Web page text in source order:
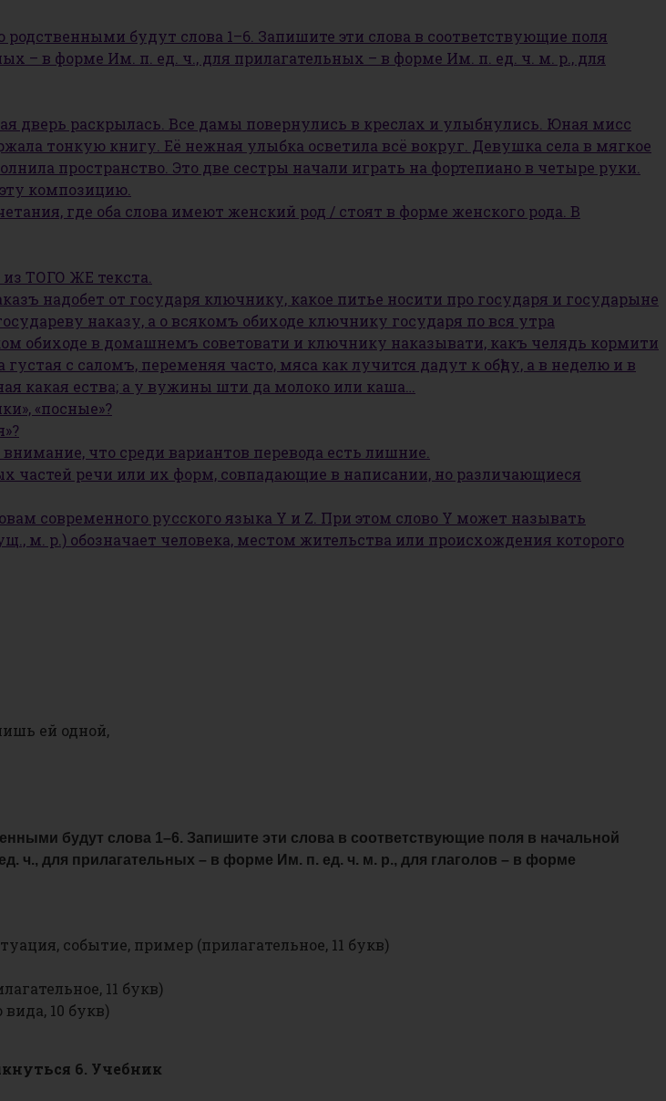
будут слова 1–6. Запишите эти слова в соответствующие поля
– в форме Им. п. ед. ч., для прилагательных – в форме Им. п. ед. ч. м. р., для
дверь раскрылась. Все дамы повернулись в креслах и улыбнулись. Юная мисс
тонкую книгу. Её нежная улыбка осветила всё вокруг. Девушка села в мягкое
пространство. Это две сестры начали играть на фортепиано в четыре руки.
композицию.
где оба слова имеют женский род / стоят в форме женского рода. В
ТОГО ЖЕ текста.
надобет от государя ключнику, какое питье носити про государя и государыне
наказу, а о всякомъ обиходе ключнику государя по вся утра
обиходе в домашнемъ советовати и ключнику наказывати, какъ челядь кормити
с саломъ, переменяя часто, мяса как лучится дадут к обѣду, а в неделю и в
какая ества; а у вужины шти да молоко или каша…
«посные»?
что среди вариантов перевода есть лишние.
частей речи или их форм, совпадающие в написании, но различающиеся
современного русского языка Y и Z. При этом слово Y может называть
м. р.) обозначает человека, местом жительства или происхождения которого
ей одной,
будут слова 1–6. Запишите эти слова в соответствующие поля в начальной
ч., для прилагательных – в форме Им. п. ед. ч. м. р., для глаголов – в форме
событие, пример (прилагательное, 11 букв)
11 букв)
10 букв)
6. Учебник